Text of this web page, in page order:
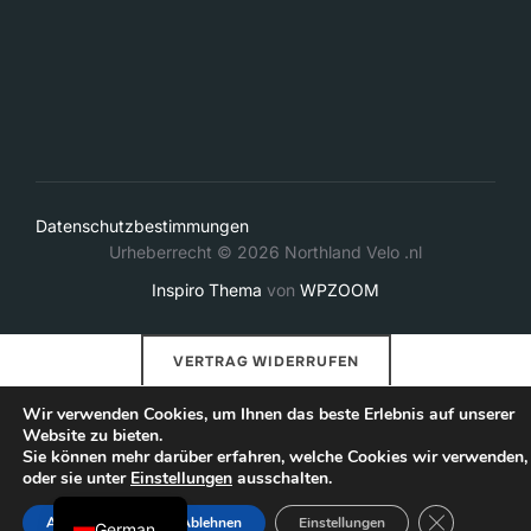
Datenschutzbestimmungen
Urheberrecht © 2026 Northland Velo .nl
Inspiro Thema von WPZOOM
VERTRAG WIDERRUFEN
Wir verwenden Cookies, um Ihnen das beste Erlebnis auf unserer
Website zu bieten.
Sie können mehr darüber erfahren, welche Cookies wir verwenden,
oder sie unter Einstellungen ausschalten.
Akzeptieren Ablehnen Einstellungen GDPR-
English
Dutch
French
Italian